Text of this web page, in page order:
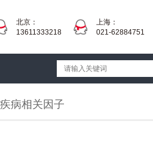
北京：
13611333218
上海：
021-62884751
疾病相关因子